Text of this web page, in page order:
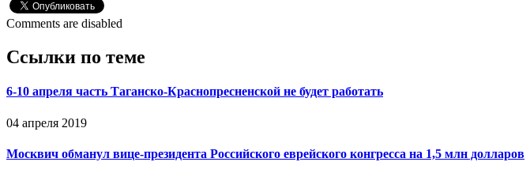
Comments are disabled
Ссылки по теме
6-10 апреля часть Таганско-Краснопресненской не будет работать
04 апреля 2019
Москвич обманул вице-президента Российского еврейского конгресса на 1,5 млн долларов